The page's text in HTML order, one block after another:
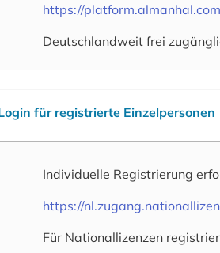
https://platform.almanhal.com
Deutschlandweit frei
für registrierte Einzelpersonen
Individuelle Registrierung
https://
Für Nationallizenzen